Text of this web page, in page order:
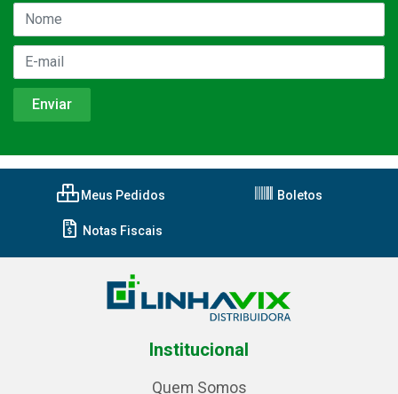
Meus Pedidos Boletos
Notas Fiscais
Institucional
Quem Somos